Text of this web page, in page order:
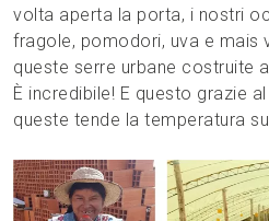
volta aperta la porta, i nostri
fragole, pomodori, uva e mais
queste serre urbane costruite
È incredibile! E questo grazie
queste tende la temperatura